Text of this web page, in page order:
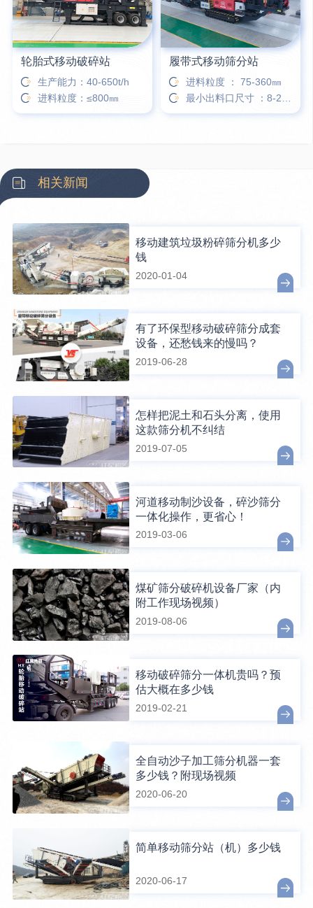
轮胎式移动破碎站
生产能力：40-650t/h
进料粒度：≤800㎜
履带式移动筛分站
进料粒度 ： 75-360㎜
相关新闻
移动建筑垃圾粉碎筛分机多少
钱
2020-01-04
有了环保型移动破碎筛分成套
设备，还愁钱来的慢吗？
2019-06-28
怎样把泥土和石头分离，使用
这款筛分机不纠结
2019-07-05
河道移动制沙设备，碎沙筛分
一体化操作，更省心！
2019-03-06
煤矿筛分破碎机设备厂家（内
附工作现场视频）
2019-08-06
移动破碎筛分一体机贵吗？预
估大概在多少钱
2019-02-21
全自动沙子加工筛分机器一套
多少钱？附现场视频
2020-06-20
简单移动筛分站（机）多少钱
2020-06-17